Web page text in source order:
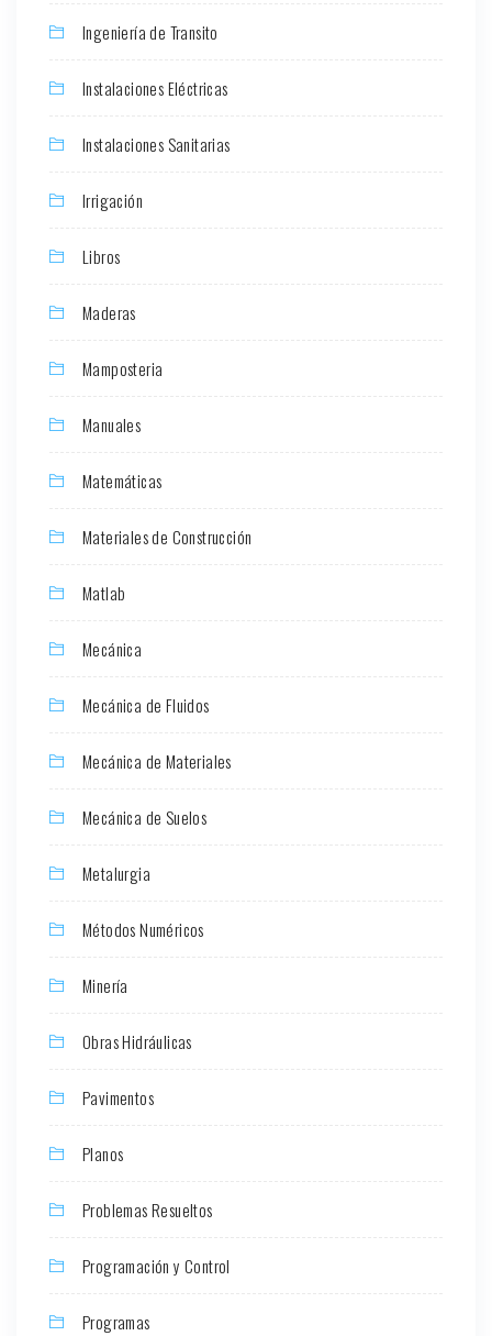
Ingeniería de Transito
Instalaciones Eléctricas
Instalaciones Sanitarias
Irrigación
Libros
Maderas
Mamposteria
Manuales
Matemáticas
Materiales de Construcción
Matlab
Mecánica
Mecánica de Fluidos
Mecánica de Materiales
Mecánica de Suelos
Metalurgia
Métodos Numéricos
Minería
Obras Hidráulicas
Pavimentos
Planos
Problemas Resueltos
Programación y Control
Programas